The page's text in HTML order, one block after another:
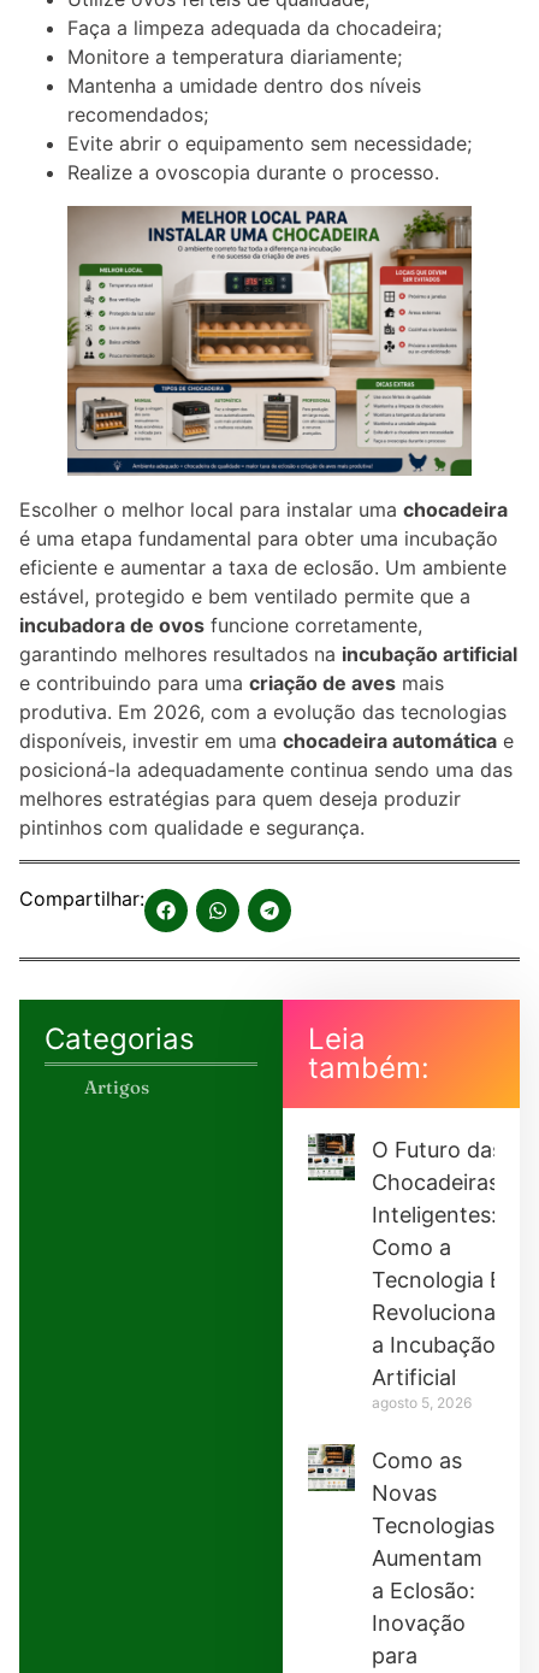
Faça a limpeza adequada da chocadeira;
Monitore a temperatura diariamente;
Mantenha a umidade dentro dos níveis
recomendados;
Evite abrir o equipamento sem necessidade;
Realize a ovoscopia durante o processo.
Escolher o melhor local para instalar uma chocadeira
é uma etapa fundamental para obter uma incubação
eficiente e aumentar a taxa de eclosão. Um ambiente
estável, protegido e bem ventilado permite que a
incubadora de ovos funcione corretamente,
garantindo melhores resultados na incubação artificial
e contribuindo para uma criação de aves mais
produtiva. Em 2026, com a evolução das tecnologias
disponíveis, investir em uma chocadeira automática e
posicioná-la adequadamente continua sendo uma das
melhores estratégias para quem deseja produzir
pintinhos com qualidade e segurança.
Compartilhar:
Categorias
Artigos
Leia
também:
O Futuro das
Chocadeiras
Inteligentes:
Como a
Tecnologia Está
Revolucionando
a Incubação
Artificial
agosto 5, 2026
Como as
Novas
Tecnologias
Aumentam
a Eclosão:
Inovação
para